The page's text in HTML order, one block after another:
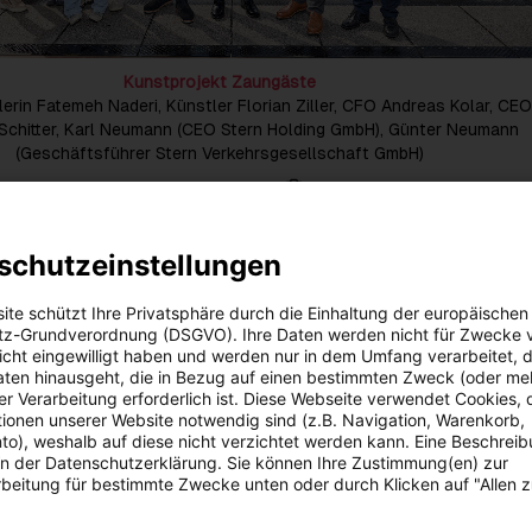
Kunstprojekt Zaungäste
Fatemeh Naderi, Künstler Florian Ziller, CFO Andreas Kolar, CEO
Karl Neumann (CEO Stern Holding GmbH), Günter Neumann
(Geschäftsführer Stern Verkehrsgesellschaft GmbH)
Zu dieser Meldung gibt es: 4 Bilder
leistet die Energie AG Oberösterreich einen Beitrag zur
Bad Ischl Salzkammergut 2024 und unterstützt
wurde im Sommer 2023 österreichweit ausgeschrieben.
Auftrag war der gemeinsame Ursprung und die Geschichte der
AG und Stern & Hafferl umzusetzen. Gewonnen hat die
des Künstlerpaares „Ziller & Naderi“.
es uns ein besonderes Anliegen, Kunsttalente zu fördern. Sie
Gesellschaft aus anderen Winkeln und zeigen uns so neue
Projekt ‚Zaungäste‘ leistet die Energie AG einen kulturellen
die Region“, so Energie AG-CEO Leonhard Schitter und
Kolar.
schützt Ihre Privatsphäre durch die Einhaltung der europäischen
Grundverordnung (DSGVO). Ihre Daten werden nicht für Zwecke
eingewilligt haben und werden nur in dem Umfang verarbeitet,
hinausgeht, die in Bezug auf einen bestimmten Zweck (oder
Verarbeitung erforderlich ist. Diese Webseite verwendet Cookies,
unserer Website notwendig sind (z.B. Navigation, Warenkorb,
weshalb auf diese nicht verzichtet werden kann. Eine
der Datenschutzerklärung. Sie können Ihre Zustimmung(en) zur
für bestimmte Zwecke unten oder durch Klicken auf "Allen